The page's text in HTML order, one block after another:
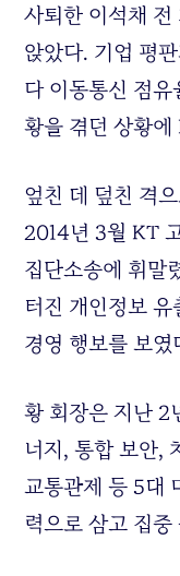
사퇴한 이석채
앉았다. 기업 평
다 이동통신 점
황을 겪던 상황
엎친 데 덮친 격
2014년 3월 KT
집단소송에 휘말
터진 개인정보
경영 행보를 보였
황 회장은 지난 2
너지, 통합 보안,
교통관제 등 5대
력으로 삼고 집